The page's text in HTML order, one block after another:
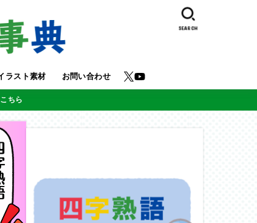
ラスト素材 お問い合わせ
SEARCH
ちら